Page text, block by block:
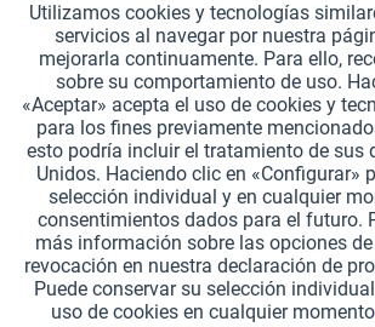
INFORMACIÓN GENERAL
MODOS DE PAGO
*Todos los precios incluyen IVA. Se añaden los
Configuración de cookies Solicitar
Grabados láser en testigos Boletín
Contacto Envío y pago Devolución y
Derecho de revocación Protección
Seguimiento
Utilizamos cookies y tecnologías
servicios al navegar por nuestra
mejorarla continuamente. Para ello,
sobre su comportamiento de uso.
«Aceptar» acepta el uso de cookies y
para los fines previamente
esto podría incluir el tratamiento de sus
Unidos. Haciendo clic en «Configurar»
selección individual y en cualquier
consentimientos dados para el futuro.
más información sobre las opciones
revocación en nuestra declaración de
Puede conservar su selección
uso de cookies en cualquier momento